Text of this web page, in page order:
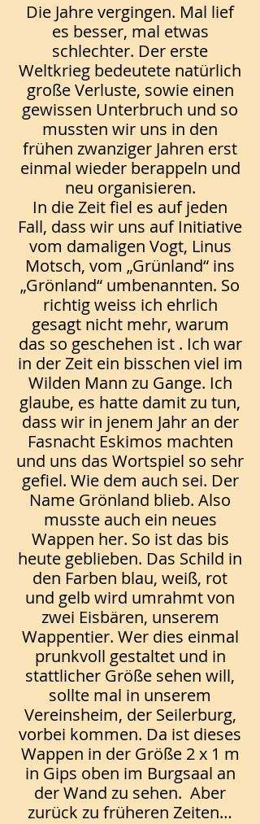
Die Jahre vergingen. Mal lief
es besser, mal etwas
schlechter. Der erste
Weltkrieg bedeutete natürlich
große Verluste, sowie einen
gewissen Unterbruch und so
mussten wir uns in den
frühen zwanziger Jahren erst
einmal wieder berappeln und
neu organisieren.
In die Zeit fiel es auf jeden
Fall, dass wir uns auf Initiative
vom damaligen Vogt, Linus
Motsch, vom „Grünland“ ins
„Grönland“ umbenannten. So
richtig weiss ich ehrlich
gesagt nicht mehr, warum
das so geschehen ist . Ich war
in der Zeit ein bisschen viel im
Wilden Mann zu Gange. Ich
glaube, es hatte damit zu tun,
dass wir in jenem Jahr an der
Fasnacht Eskimos machten
und uns das Wortspiel so sehr
gefiel. Wie dem auch sei. Der
Name Grönland blieb. Also
musste auch ein neues
Wappen her. So ist das bis
heute geblieben. Das Schild in
den Farben blau, weiß, rot
und gelb wird umrahmt von
zwei Eisbären, unserem
Wappentier. Wer dies einmal
prunkvoll gestaltet und in
stattlicher Größe sehen will,
sollte mal in unserem
Vereinsheim, der Seilerburg,
vorbei kommen. Da ist dieses
Wappen in der Größe 2 x 1 m
in Gips oben im Burgsaal an
der Wand zu sehen. Aber
zurück zu früheren Zeiten…